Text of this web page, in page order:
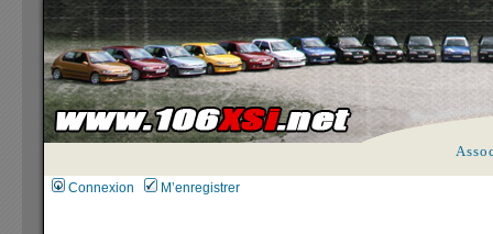
Connexion M’enregistrer